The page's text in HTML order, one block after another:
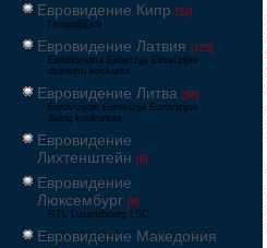
Евровидение Кипр [52]
Γιουροβίζιον
Евровидение Латвия [125]
Eirodziesma Eirovīzija Eirovīzijas
dziesmu konkurss
Евровидение Литва [65]
Eurovizijoje Eurovizija Eurovizijos
dainų konkursas
Евровидение
Лихтенштейн [6]
Евровидение
Люксембург [6]
RTL Luxembourg LSC
Евровидение Македония